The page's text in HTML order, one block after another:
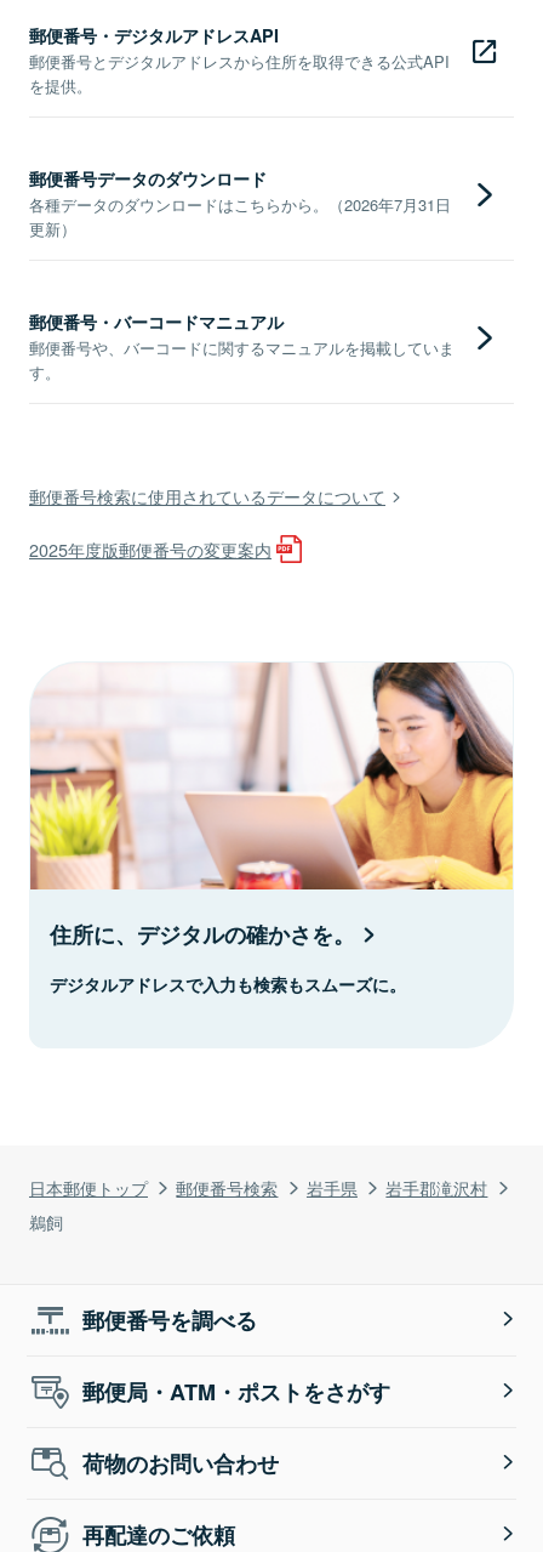
日本郵便トップ 郵便番号検索 岩手県
岩手郡滝沢村
鵜飼
郵便番号・デジタルアドレスAPI
郵便番号とデジタルアドレスから住所を取得できる公式API
を提供。
郵便番号データのダウンロード
各種データのダウンロードはこちらから。（2026年7月31日
更新）
郵便番号・バーコードマニュアル
郵便番号や、バーコードに関するマニュアルを掲載していま
す。
郵便番号検索に使用されているデータについて
2025年度版郵便番号の変更案内
住所に、デジタルの確かさを。
デジタルアドレスで入力も検索もスムーズに。
郵便番号を調べる
郵便局・ATM・ポストをさがす
荷物のお問い合わせ
再配達のご依頼